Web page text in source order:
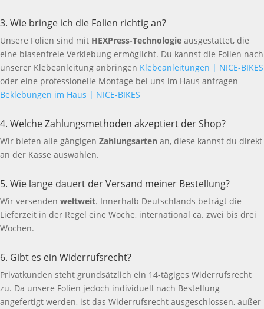
3. Wie bringe ich die Folien richtig an?
Unsere Folien sind mit HEXPress-Technologie ausgestattet, die
eine blasenfreie Verklebung ermöglicht. Du kannst die Folien nach
unserer Klebeanleitung anbringen Klebeanleitungen | NICE-BIKES
oder eine professionelle Montage bei uns im Haus anfragen
Beklebungen im Haus | NICE-BIKES
4. Welche Zahlungsmethoden akzeptiert der Shop?
Wir bieten alle gängigen Zahlungsarten an, diese kannst du direkt
an der Kasse auswählen.
5. Wie lange dauert der Versand meiner Bestellung?
Wir versenden weltweit. Innerhalb Deutschlands beträgt die
Lieferzeit in der Regel eine Woche, international ca. zwei bis drei
Wochen.
6. Gibt es ein Widerrufsrecht?
Privatkunden steht grundsätzlich ein 14-tägiges Widerrufsrecht
zu. Da unsere Folien jedoch individuell nach Bestellung
angefertigt werden, ist das Widerrufsrecht ausgeschlossen, außer